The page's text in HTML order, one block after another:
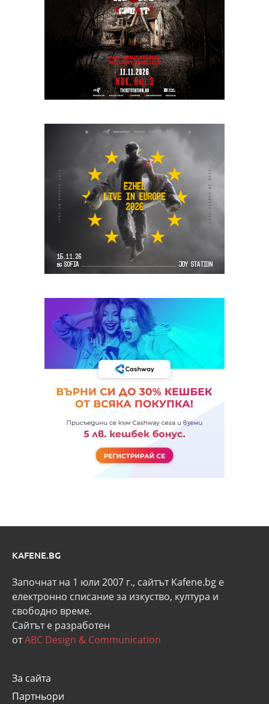
KAFENE.BG
Започнат на 1 юли 2007 г., сайтът Kafene.bg e
eлектронно списание за изкуство, култура и
свободно време.
Сайтът е разработен
отABC Design & Communication
За сайта
Партньори